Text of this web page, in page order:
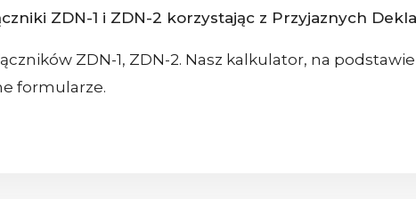
ZDN-1 i ZDN-2 korzystając z Przyjaznych
ZDN-1, ZDN-2. Nasz kalkulator, na
formularze.